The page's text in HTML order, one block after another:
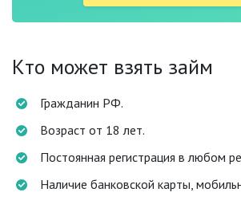
Кто может взять займ
Гражданин РФ.
Возраст от 18 лет.
Постоянная регистрация в любом
Наличие банковской карты,